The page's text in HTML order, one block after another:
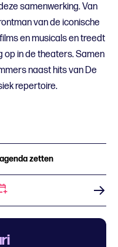
samenwerking. Van
van de iconische
en musicals en treedt
op in de theaters. Samen
naast hits van De
repertoire.
agenda zetten